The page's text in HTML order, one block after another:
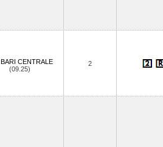
BARI CENTRALE
(09.25)
2